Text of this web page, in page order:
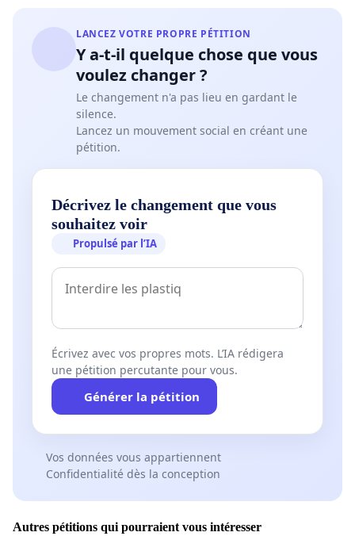
LANCEZ VOTRE PROPRE PÉTITION
Y a-t-il quelque chose que vous
voulez changer ?
Le changement n'a pas lieu en gardant le
silence.
Lancez un mouvement social en créant une
pétition.
Décrivez le changement que vous
souhaitez voir
Propulsé par l’IA
Écrivez avec vos propres mots. L’IA rédigera
une pétition percutante pour vous.
Générer la pétition
Vos données vous appartiennent
Confidentialité dès la conception
Autres pétitions qui pourraient vous intéresser